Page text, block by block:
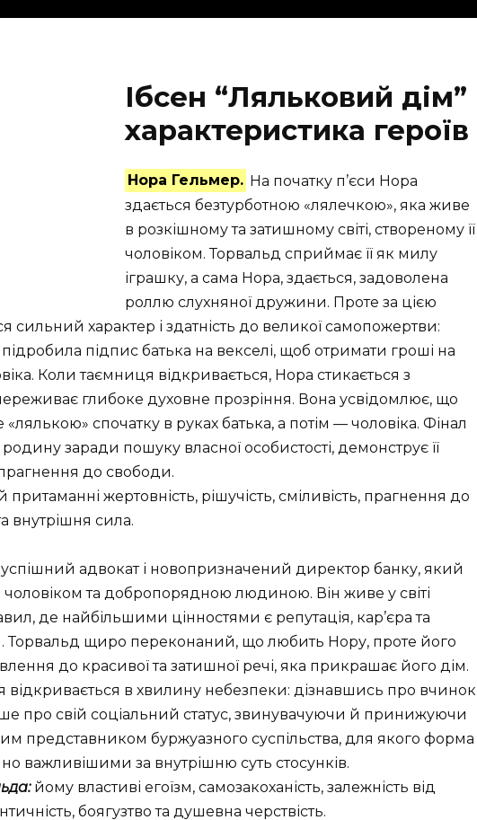
Ібсен “Ляльковий дім”
характеристика героїв
Нора Гельмер. На початку п’єси Нора
здається безтурботною «лялечкою», яка живе
в розкішному та затишному світі, створеному її
чоловіком. Торвальд сприймає її як милу
іграшку, а сама Нора, здається, задоволена
роллю слухняної дружини. Проте за цією
сильний характер і здатність до великої самопожертви:
підпис батька на векселі, щоб отримати гроші на
Коли таємниця відкривається, Нора стикається з
глибоке духовне прозріння. Вона усвідомлює, що
спочатку в руках батька, а потім — чоловіка. Фінал
заради пошуку власної особистості, демонструє її
до свободи.
притаманні жертовність, рішучість, сміливість, прагнення до
внутрішня сила.
адвокат і новопризначений директор банку, який
та добропорядною людиною. Він живе у світі
де найбільшими цінностями є репутація, кар’єра та
Торвальд щиро переконаний, що любить Нору, проте його
до красивої та затишної речі, яка прикрашає його дім.
в хвилину небезпеки: дізнавшись про вчинок
про свій соціальний статус, звинувачуючи й принижуючи
представником буржуазного суспільства, для якого форма
важливішими за внутрішню суть стосунків.
йому властиві егоїзм, самозакоханість, залежність від
боягузтво та душевна черствість.